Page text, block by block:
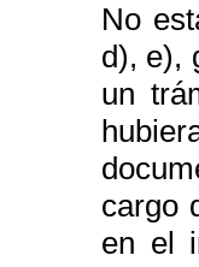
No
d), e),
un
cargo
en el